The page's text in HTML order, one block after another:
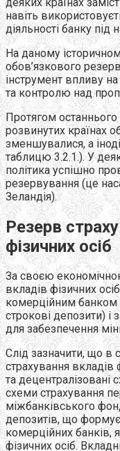
навіть
діяльності банку під
На даному
обов’язкового
інструмент впливу
та контролю над
Протягом останнього
розвинутих країнах
зменшувалися, а
таблицю 3.2.1.). У
політика успішно
резервування (це
Зеландія).
Резерв
фізичних осіб
За своєю
вкладів фізичних
комерційним банком
строкові депозити) і
для забезпечення
Слід зазначити, що в
страхування вкладів
та децентралізовані
схеми страхування
міжбанківського
депозитів, що
комерційних банків,
фізичних осіб.